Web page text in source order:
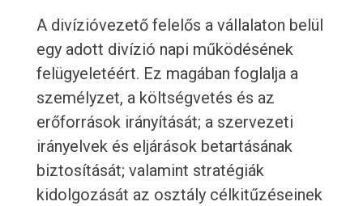
A divízióvezető felelős a vállalaton belül
egy adott divízió napi működésének
felügyeletéért. Ez magában foglalja a
személyzet, a költségvetés és az
erőforrások irányítását; a szervezeti
irányelvek és eljárások betartásának
biztosítását; valamint stratégiák
kidolgozását az osztály célkitűzéseinek